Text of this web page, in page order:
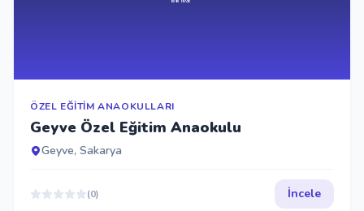
ÖZEL EĞITIM ANAOKULLARI
Geyve Özel Eğitim Anaokulu
Geyve, Sakarya
(0) İncele